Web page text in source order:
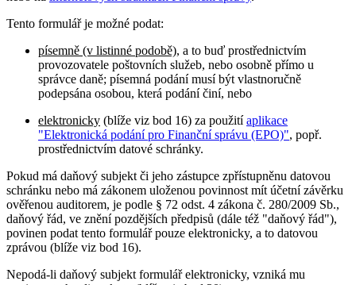
Tento formulář je možné podat:
písemně (v listinné podobě), a to buď prostřednictvím
provozovatele poštovních služeb, nebo osobně přímo u
správce daně; písemná podání musí být vlastnoručně
podepsána osobou, která podání činí, nebo
elektronicky (blíže viz bod 16) za použitíaplikace
"Elektronická podání pro Finanční správu (EPO)", popř.
prostřednictvím datové schránky.
Pokud má daňový subjekt či jeho zástupce zpřístupněnu datovou
schránku nebo má zákonem uloženou povinnost mít účetní závěrku
ověřenou auditorem, je podle § 72 odst. 4 zákona č. 280/2009 Sb.,
daňový řád, ve znění pozdějších předpisů (dále též "daňový řád"),
povinen podat tento formulář pouze elektronicky, a to datovou
zprávou (blíže viz bod 16).
Nepodá-li daňový subjekt formulář elektronicky, vzniká mu